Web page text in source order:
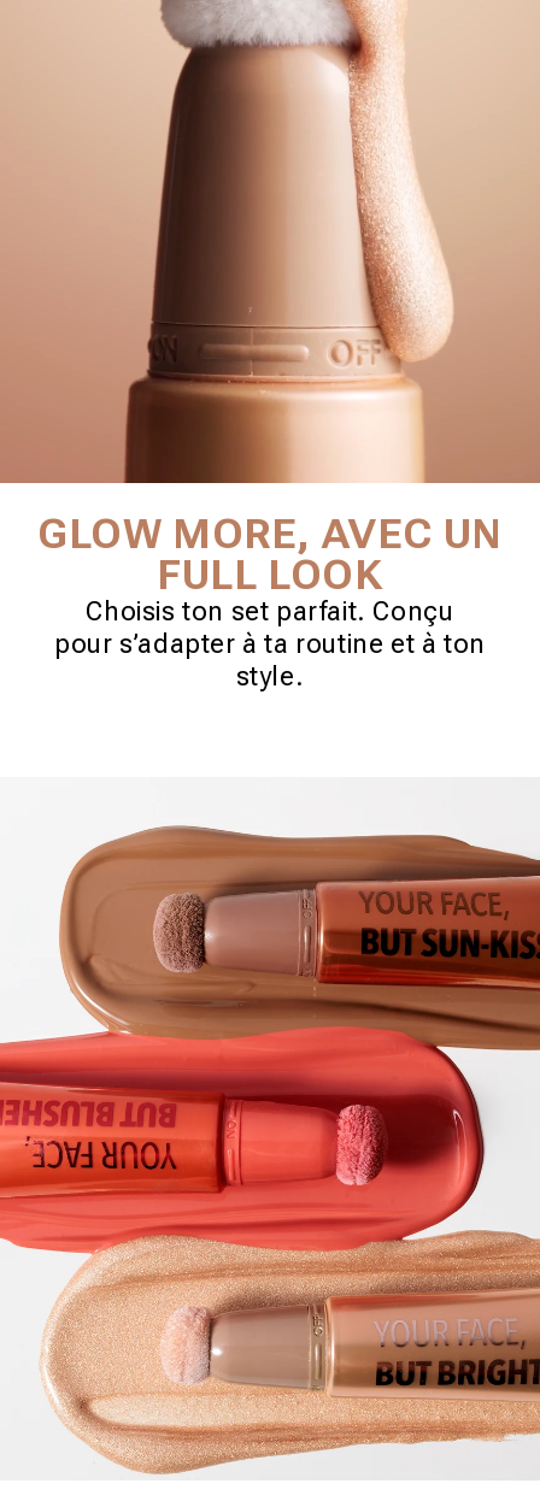
GLOW MORE, AVEC UN
FULL LOOK
Choisis ton set parfait. Conçu
pour s’adapter à ta routine et à ton
style.